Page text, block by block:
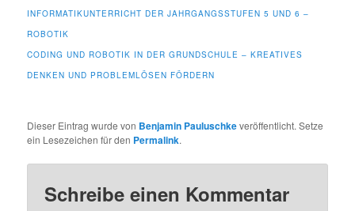
INFORMATIKUNTERRICHT DER JAHRGANGSSTUFEN 5 UND 6 –
ROBOTIK
CODING UND ROBOTIK IN DER GRUNDSCHULE – KREATIVES
DENKEN UND PROBLEMLÖSEN FÖRDERN
Dieser Eintrag wurde von Benjamin Pauluschkeveröffentlicht. Setze
ein Lesezeichen für den Permalink.
Schreibe einen Kommentar